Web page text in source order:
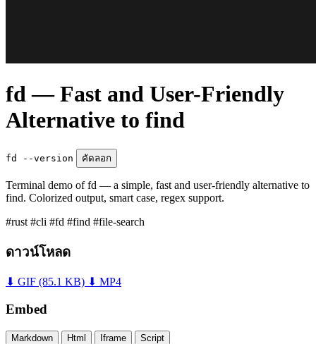
fd — Fast and User-Friendly
Alternative to find
fd --version คัดลอก
Terminal demo of fd — a simple, fast and user-friendly alternative to
find. Colorized output, smart case, regex support.
#rust #cli #fd #find #file-search
ดาวน์โหลด
⬇ GIF (85.1 KB) ⬇ MP4
Embed
Markdown Html Iframe Script